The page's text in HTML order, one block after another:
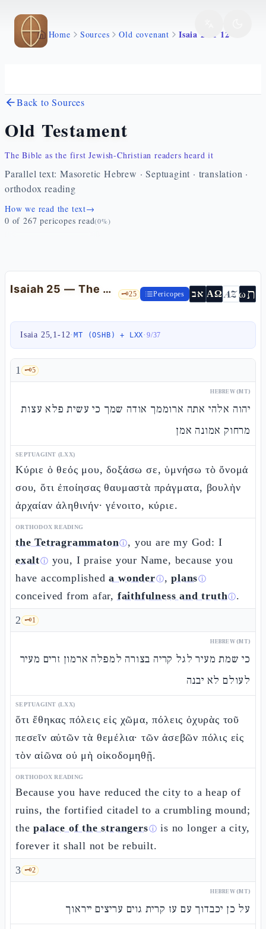
Skip to main content
Home Sources Old covenant Isaia 25 1 12
Back to Sources
Old Testament
The Bible as the first Jewish-Christian readers heard it
Parallel text: Masoretic Hebrew · Septuagint · translation ·
orthodox reading
How we read the text→
0 of 267 pericopes read(0%)
Isaiah 25 — The Banquet on the Mountain and «He Will Swallow Up Death Forever» 🗝️25 Pericopes אב ΑΩ AZωת
Isaia 25,1-12·MT (OSHB) + LXX·9/37
1 🗝️5
HEBREW (MT)
יהוה אלהי אתה ארוממך אודה שמך כי עשית פלא עצות
מרחוק אמונה אמן
SEPTUAGINT (LXX)
Κύριε ὁ θεός μου, δοξάσω σε, ὑμνήσω τὸ ὄνομά
σου, ὅτι ἐποίησας θαυμαστὰ πράγματα, βουλὴν
ἀρχαίαν ἀληθινήν· γένοιτο, κύριε.
ORTHODOX READING
the Tetragrammatonⓘ, you are my God: I
exaltⓘ you, I praise your Name, because you
have accomplisheda wonderⓘ,plansⓘ
conceived from afar, faithfulness and truthⓘ.
2 🗝️1
HEBREW (MT)
כי שמת מעיר לגל קריה בצורה למפלה ארמון זרים מעיר
לעולם לא יבנה
SEPTUAGINT (LXX)
ὅτι ἔθηκας πόλεις εἰς χῶμα, πόλεις ὀχυρὰς τοῦ
πεσεῖν αὐτῶν τὰ θεμέλια· τῶν ἀσεβῶν πόλις εἰς
τὸν αἰῶνα οὐ μὴ οἰκοδομηθῇ.
ORTHODOX READING
Because you have reduced the city to a heap of
ruins, the fortified citadel to a crumbling mound;
thepalace of the strangersⓘ is no longer a city,
forever it shall not be rebuilt.
3 🗝️2
HEBREW (MT)
על כן יכבדוך עם עז קרית גוים עריצים ייראוך